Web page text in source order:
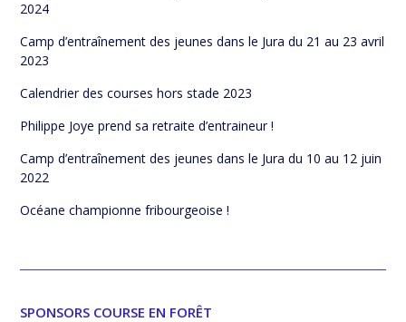
2024
Camp d’entraînement des jeunes dans le Jura du 21 au 23 avril
2023
Calendrier des courses hors stade 2023
Philippe Joye prend sa retraite d’entraineur !
Camp d’entraînement des jeunes dans le Jura du 10 au 12 juin
2022
Océane championne fribourgeoise !
SPONSORS COURSE EN FORÊT